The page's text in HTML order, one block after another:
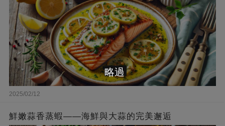
2025/02/12
鮮嫩蒜香蒸蝦——海鮮與大蒜的完美邂逅
略過